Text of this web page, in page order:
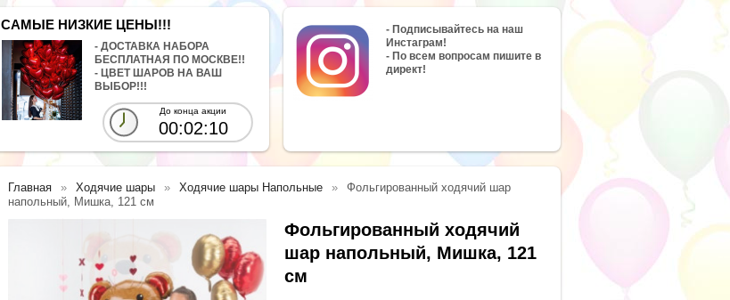
САМЫЕ НИЗКИЕ ЦЕНЫ!!!
- ДОСТАВКА НАБОРА
БЕСПЛАТНАЯ ПО МОСКВЕ!!
- ЦВЕТ ШАРОВ НА ВАШ
ВЫБОР!!!
До конца акции
00:02:08
- Подписывайтесь на наш
Инстаграм!
- По всем вопросам пишите в
директ!
Главная Ходячие шары Ходячие шары Напольные
Фольгированный ходячий шар
напольный, Мишка, 121 см
Фольгированный ходячий
шар напольный, Мишка, 121
см